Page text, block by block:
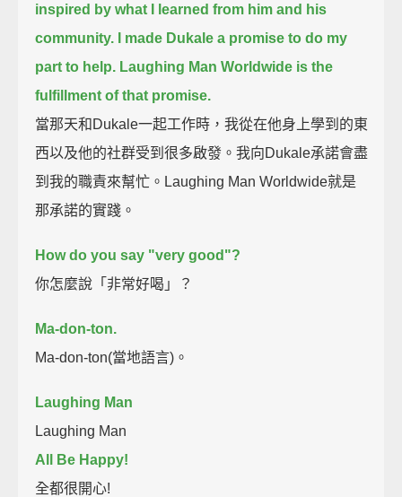
inspired by what I learned from him and his
community.
I made Dukale a promise to do my
part to help. Laughing Man Worldwide is the
fulfillment of that promise.
當那天和Dukale一起工作時，我從在他身上學到的東
西以及他的社群受到很多啟發。我向Dukale承諾會盡
到我的職責來幫忙。Laughing Man Worldwide就是
那承諾的實踐。
How do you say "very good"?
你怎麼說「非常好喝」？
Ma-don-ton.
Ma-don-ton(當地語言)。
Laughing Man
Laughing Man
All Be Happy!
全都很開心!